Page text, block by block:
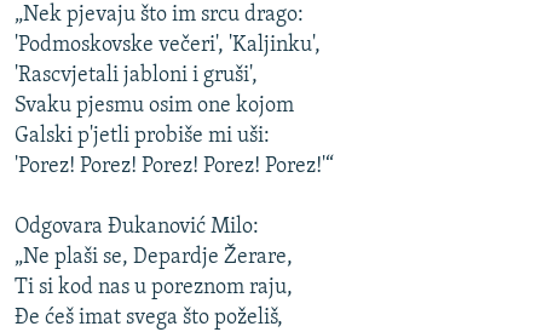
„Nek pjevaju što im srcu drago:
'Podmoskovske večeri', 'Kaljinku',
'Rascvjetali jabloni i gruši',
Svaku pjesmu osim one kojom
Galski p'jetli probiše mi uši:
'Porez! Porez! Porez! Porez! Porez!'“
Odgovara Đukanović Milo:
„Ne plaši se, Depardje Žerare,
Ti si kod nas u poreznom raju,
Đe ćeš imat svega što poželiš,